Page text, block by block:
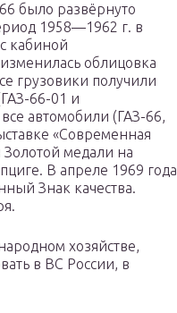
было развёрнуто
1958—1962 г. в
кабиной
облицовка
грузовики получили
66-01 и
автомобили (ГАЗ-66,
«Современная
Золотой медали на
В апреле 1969 года
Знак качества.
хозяйстве,
в ВС России, в